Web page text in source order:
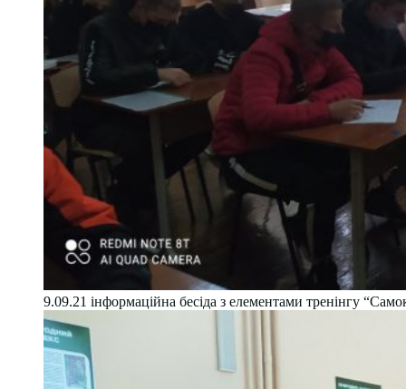
9.09.21 інформаційна бесіда з елементами тренінгу